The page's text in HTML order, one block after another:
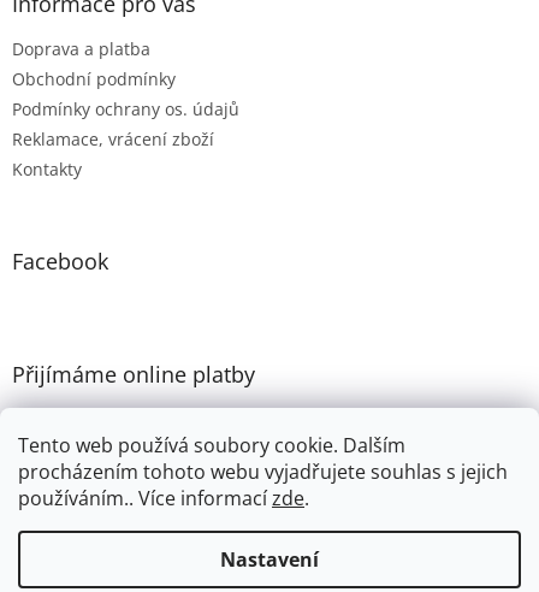
Tento web používá soubory cookie. Dalším
procházením tohoto webu vyjadřujete souhlas s jejich
používáním.. Více informacízde.
Nastavení
Doprava a platba
Obchodní podmínky
Podmínky ochrany os. údajů
Reklamace, vrácení zboží
Kontakty
Facebook
Přijímáme online platby